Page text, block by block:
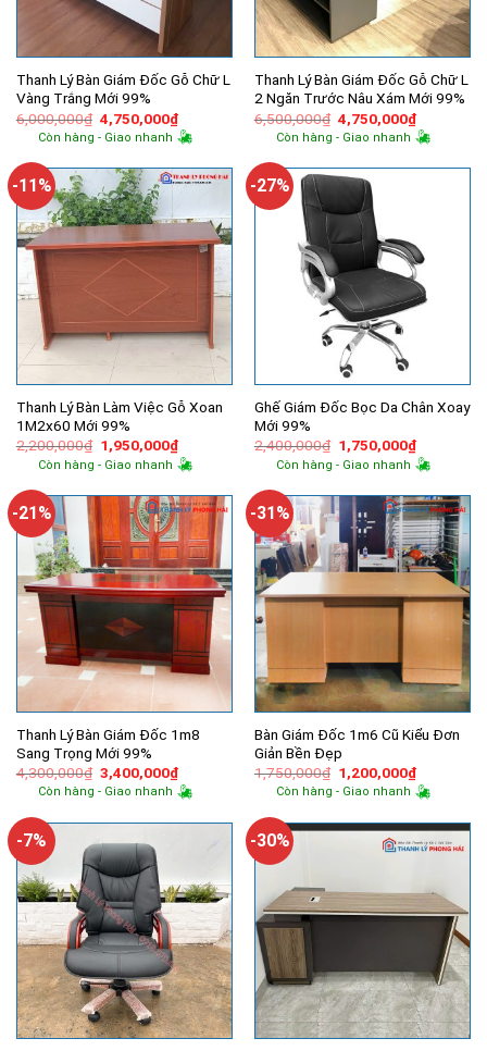
Thanh Lý Bàn Giám Đốc Gỗ Chữ L
Vàng Trắng Mới 99%
6,000,000₫ Giá
gốc
là:
4,750,000₫Giá
hiện
tại
4,750,000₫.
Còn hàng - Giao nhanh
Thanh Lý Bàn Giám Đốc Gỗ Chữ L
2 Ngăn Trước Nâu Xám Mới 99%
6,500,000₫ Giá
gốc
là:
4,750,000₫Giá
hiện
tại
Còn hàng - Giao nhanh
-11%
Thanh Lý Bàn Làm Việc Gỗ Xoan
1M2x60 Mới 99%
2,200,000₫ Giá
gốc
là:
1,950,000₫Giá
hiện
tại
1,950,000₫.
Còn hàng - Giao nhanh
-27%
Ghế Giám Đốc Bọc Da Chân Xoay
Mới 99%
2,400,000₫ Giá
gốc
là:
1,750,000₫Giá
hiện
tại
Còn hàng - Giao nhanh
-21%
Thanh Lý Bàn Giám Đốc 1m8
Sang Trọng Mới 99%
4,300,000₫ Giá
gốc
là:
3,400,000₫Giá
hiện
tại
3,400,000₫.
Còn hàng - Giao nhanh
-31%
Bàn Giám Đốc 1m6 Cũ Kiểu Đơn
Giản Bền Đẹp
1,750,000₫ Giá
gốc
là:
1,200,000₫Giá
hiện
tại
Còn hàng - Giao nhanh
-7% -30%